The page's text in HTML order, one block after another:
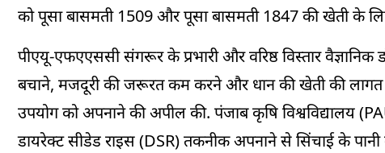
को पूसा बासमती 1509 और पूसा बासमती 1847 की खेती के
पीएयू-एफएएससी संगरूर के प्रभारी और वरिष्ठ विस्तार वैज्ञानिक
बचाने, मजदूरी की जरूरत कम करने और धान की खेती की लागत
उपयोग को अपनाने की अपील की. पंजाब कृषि विश्वविद्यालय
डायरेक्ट सीडेड राइस (DSR) तकनीक अपनाने से सिंचाई के